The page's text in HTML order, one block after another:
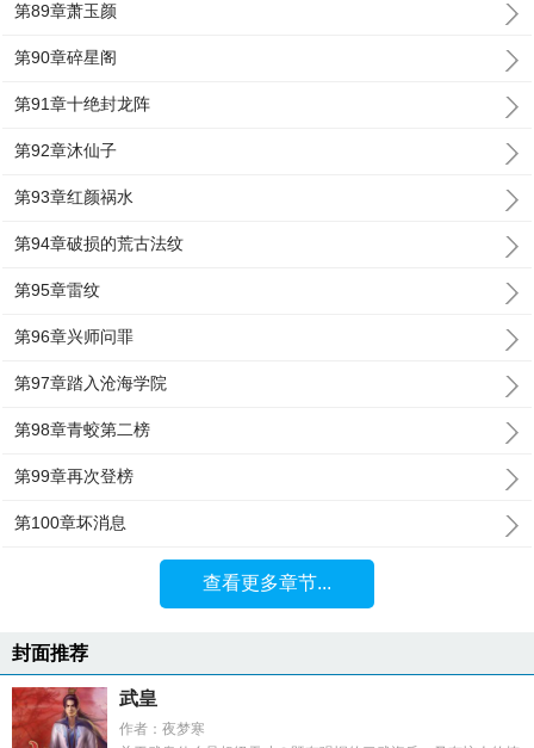
第89章萧玉颜
第90章碎星阁
第91章十绝封龙阵
第92章沐仙子
第93章红颜祸水
第94章破损的荒古法纹
第95章雷纹
第96章兴师问罪
第97章踏入沧海学院
第98章青蛟第二榜
第99章再次登榜
第100章坏消息
查看更多章节...
封面推荐
武皇
作者：夜梦寒